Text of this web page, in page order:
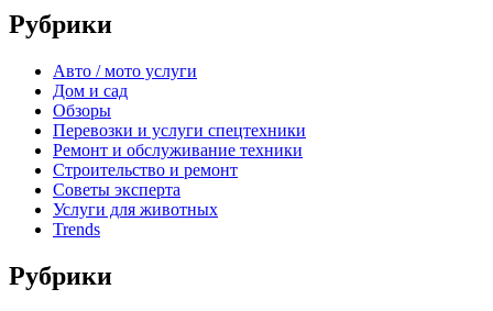
Рубрики
Авто / мото услуги
Дом и сад
Обзоры
Перевозки и услуги спецтехники
Ремонт и обслуживание техники
Строительство и ремонт
Советы эксперта
Услуги для животных
Trends
Рубрики